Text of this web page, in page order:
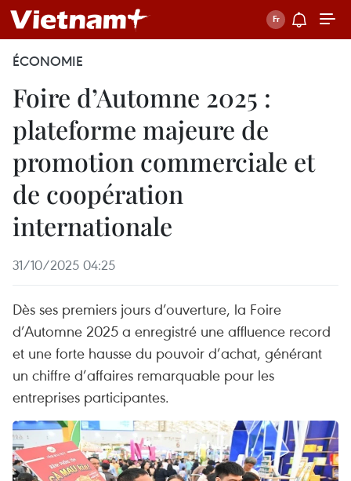
ÉCONOMIE
Foire d’Automne 2025 :
plateforme majeure de
promotion commerciale et
de coopération
internationale
31/10/2025 04:25
Dès ses premiers jours d’ouverture, la Foire
d’Automne 2025 a enregistré une affluence record
et une forte hausse du pouvoir d’achat, générant
un chiffre d’affaires remarquable pour les
entreprises participantes.